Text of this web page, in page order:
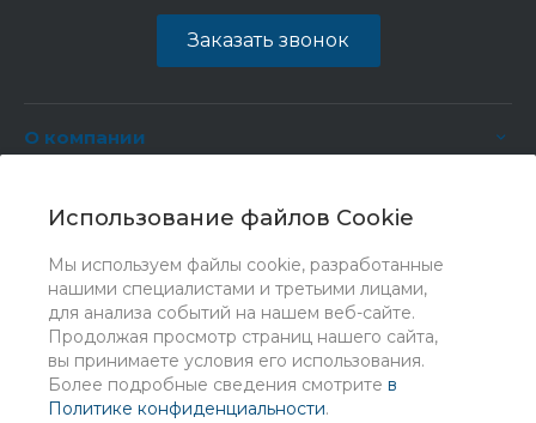
Использование файлов Cookie
Мы используем файлы cookie, разработанные
нашими специалистами и третьими лицами,
для анализа событий на нашем веб-сайте.
Продолжая просмотр страниц нашего сайта,
вы принимаете условия его использования.
Более подробные сведения смотрите в
Политике конфиденциальности.
Заказать звонок
О компании
Услуги